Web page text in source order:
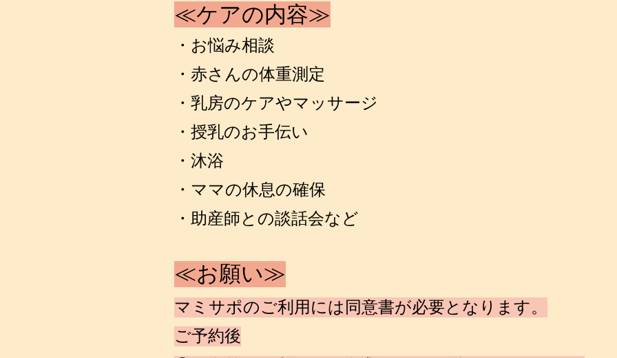
≪ケアの内容≫
・お悩み相談
・赤さんの体重測定
・乳房のケアやマッサージ
・授乳のお手伝い
・沐浴
・ママの休息の確保
・助産師との談話会など
≪お願い≫
マミサポのご利用には同意書が必要となります。
ご予約後